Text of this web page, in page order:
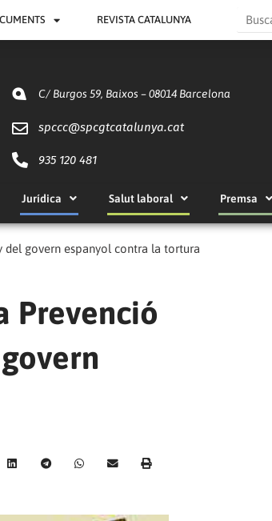
REVISTA CATALUNYA Search
C/ Burgos 59, Baixos – 08014 Barcelona
spccc@spcgtcatalunya.cat
935 120 481
Jurídica Salut laboral Premsa
del govern espanyol contra la tortura
Prevenció